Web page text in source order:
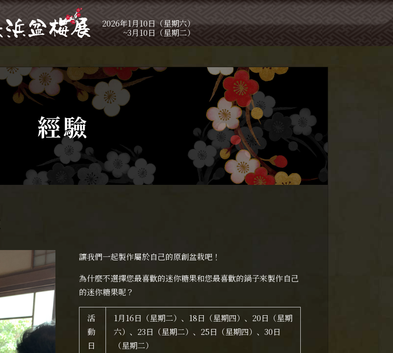
2026年1月10日（星期六）
~3月10日（星期二）
經驗
讓我們一起製作屬於自己的原創盆栽吧！
為什麼不選擇您最喜歡的迷你糖果和您最喜歡的鍋子來製作自己
的迷你糖果呢？
活
動
日
1月16日（星期二）、18日（星期四）、20日（星期
六）、23日（星期二）、25日（星期四）、30日
（星期二）